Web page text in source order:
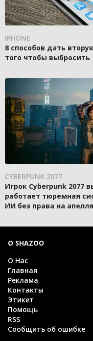
IPHONE
8 способов дать
того чтобы выбросить
CYBERPUNK 2077
Игрок Cyberpunk 2077
работает тюремная
ИИ без права на
О SHAZOO
О Нас
Главная
Реклама
Контакты
Этикет
Помощь
RSS
Сообщить об ошибке